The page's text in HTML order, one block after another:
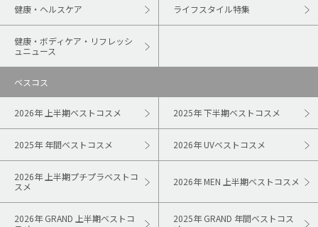
健康・ヘルスケア ライフスタイル特集
健康・ボディケア・リフレッシ
ュニュース
ベスコス
2026年 上半期ベストコスメ 2025年 下半期ベストコスメ
2025年 年間ベストコスメ 2026年 UVベストコスメ
2026年 上半期プチプラベストコ
スメ
2026年 MEN 上半期ベストコスメ
2026年 GRAND 上半期ベストコ
2025年 GRAND 年間ベストコス